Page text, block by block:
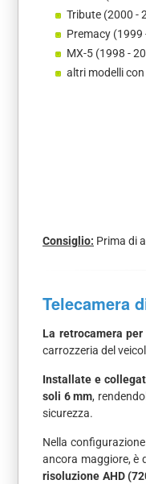
Tribute (2000 -
Premacy (1999
MX-5 (1998 -
altri modelli
Consiglio: Prima di
Telecamera
La retrocamera
carrozzeria del
Installate e
soli 6 mm,
sicurezza.
Nella
ancora maggiore, è
risoluzione AHD